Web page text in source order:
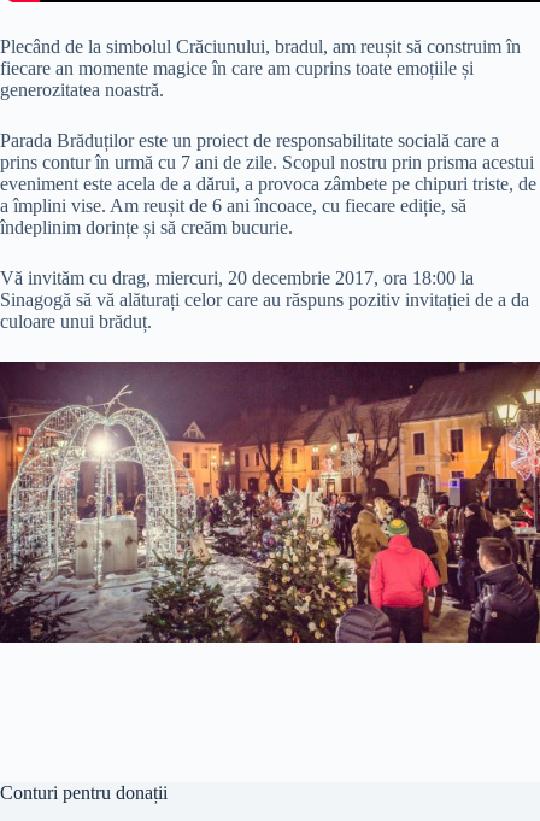
Plecând de la simbolul Crăciunului, bradul, am reușit să construim în
fiecare an momente magice în care am cuprins toate emoțiile și
generozitatea noastră.
Parada Brăduților este un proiect de responsabilitate socială care a
prins contur în urmă cu 7 ani de zile. Scopul nostru prin prisma acestui
eveniment este acela de a dărui, a provoca zâmbete pe chipuri triste, de
a împlini vise. Am reușit de 6 ani încoace, cu fiecare ediție, să
îndeplinim dorințe și să creăm bucurie.
Vă invităm cu drag, miercuri, 20 decembrie 2017, ora 18:00 la
Sinagogă să vă alăturați celor care au răspuns pozitiv invitației de a da
culoare unui brăduț.
Conturi pentru donații